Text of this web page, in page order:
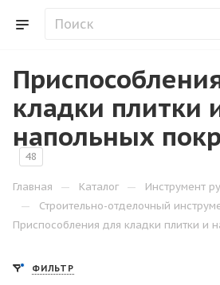
кладки плитки
напольных
48
Главная — Каталог — Инструмент
— Строительно-отделочный
Приспособления для кладки плитки и
ФИЛЬТР